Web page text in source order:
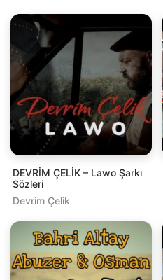
DEVRİM ÇELİK – Lawo Şarkı
Sözleri
Devrim Çelik